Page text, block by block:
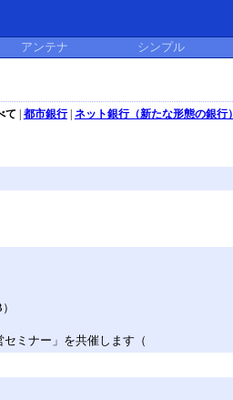
アンテナ シンプル
て 都市銀行| ネット銀行（新たな形態の銀行）
ミナー」を共催します（